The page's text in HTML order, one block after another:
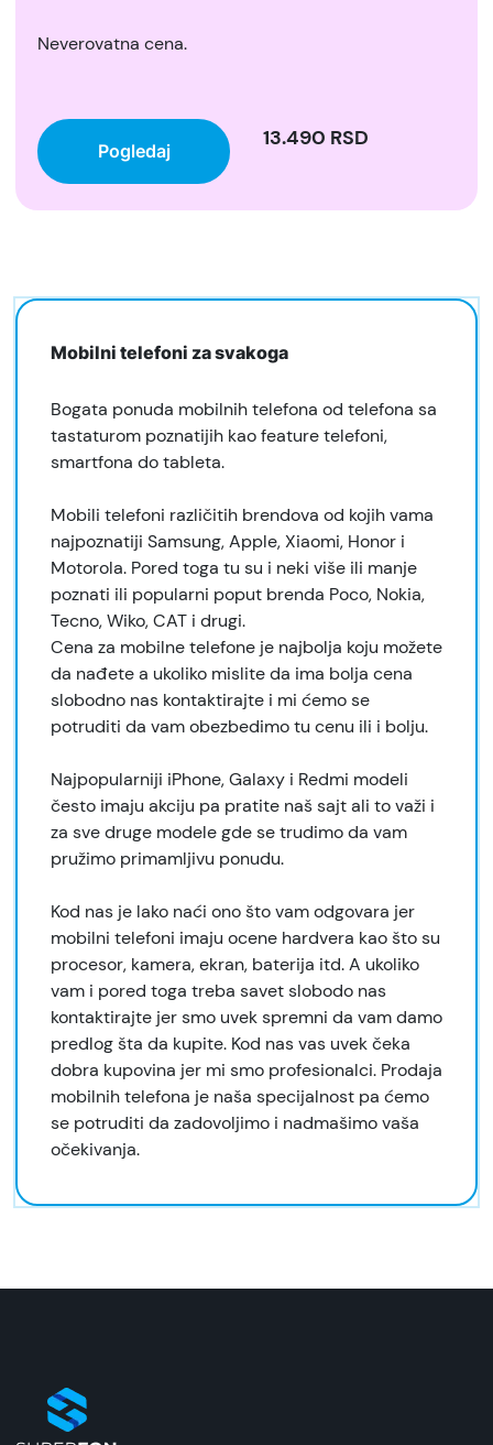
Neverovatna cena.
Pogledaj
13.490 RSD
Mobilni telefoni za svakoga
Bogata ponuda mobilnih telefona od telefona sa
tastaturom poznatijih kao feature telefoni,
smartfona do tableta.
Mobili telefoni različitih brendova od kojih vama
najpoznatiji Samsung, Apple, Xiaomi, Honor i
Motorola. Pored toga tu su i neki više ili manje
poznati ili popularni poput brenda Poco, Nokia,
Tecno, Wiko, CAT i drugi.
Cena za mobilne telefone je najbolja koju možete
da nađete a ukoliko mislite da ima bolja cena
slobodno nas kontaktirajte i mi ćemo se
potruditi da vam obezbedimo tu cenu ili i bolju.
Najpopularniji iPhone, Galaxy i Redmi modeli
često imaju akciju pa pratite naš sajt ali to važi i
za sve druge modele gde se trudimo da vam
pružimo primamljivu ponudu.
Kod nas je lako naći ono što vam odgovara jer
mobilni telefoni imaju ocene hardvera kao što su
procesor, kamera, ekran, baterija itd. A ukoliko
vam i pored toga treba savet slobodo nas
kontaktirajte jer smo uvek spremni da vam damo
predlog šta da kupite. Kod nas vas uvek čeka
dobra kupovina jer mi smo profesionalci. Prodaja
mobilnih telefona je naša specijalnost pa ćemo
se potruditi da zadovoljimo i nadmašimo vaša
očekivanja.